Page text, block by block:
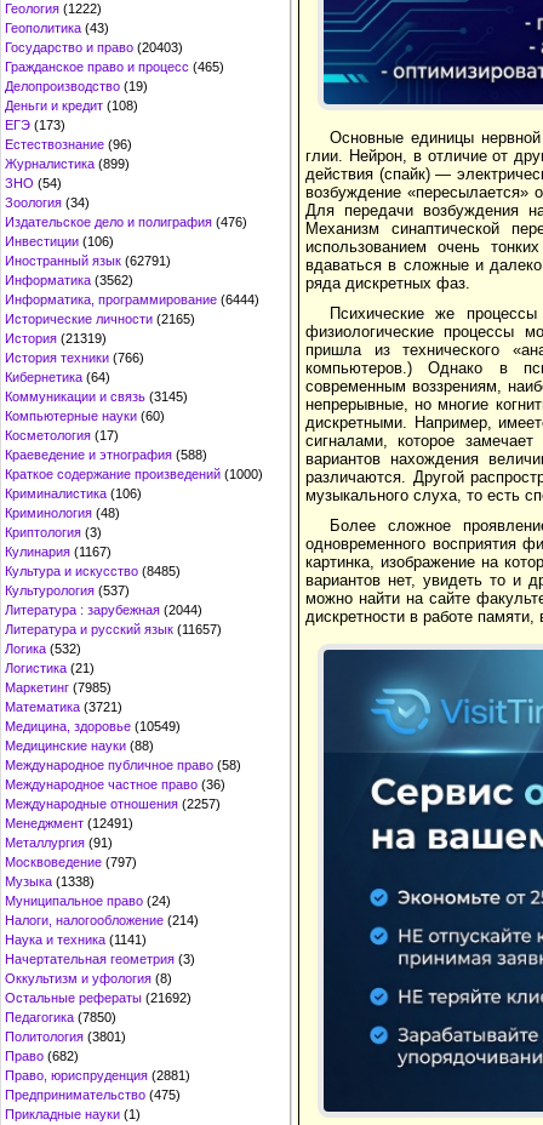
Геология (1222)
Геополитика (43)
Государство и право (20403)
Гражданское право и процесс (465)
Делопроизводство (19)
Деньги и кредит (108)
ЕГЭ (173)
Естествознание (96)
Журналистика (899)
ЗНО (54)
Зоология (34)
Издательское дело и полиграфия (476)
Инвестиции (106)
Иностранный язык (62791)
Информатика (3562)
Информатика, программирование (6444)
Исторические личности (2165)
История (21319)
История техники (766)
Кибернетика (64)
Коммуникации и связь (3145)
Компьютерные науки (60)
Косметология (17)
Краеведение и этнография (588)
Краткое содержание произведений (1000)
Криминалистика (106)
Криминология (48)
Криптология (3)
Кулинария (1167)
Культура и искусство (8485)
Культурология (537)
Литература : зарубежная (2044)
Литература и русский язык (11657)
Логика (532)
Логистика (21)
Маркетинг (7985)
Математика (3721)
Медицина, здоровье (10549)
Медицинские науки (88)
Международное публичное право (58)
Международное частное право (36)
Международные отношения (2257)
Менеджмент (12491)
Металлургия (91)
Москвоведение (797)
Музыка (1338)
Муниципальное право (24)
Налоги, налогообложение (214)
Наука и техника (1141)
Начертательная геометрия (3)
Оккультизм и уфология (8)
Остальные рефераты (21692)
Педагогика (7850)
Политология (3801)
Право (682)
Право, юриспруденция (2881)
Предпринимательство (475)
Прикладные науки (1)
Основные единицы
глии. Нейрон, в отличие от
действия (спайк) —
возбуждение «пересылается»
Для передачи возбуждения
Механизм синаптической
использованием очень
вдаваться в сложные и
ряда дискретных фаз.
Психические же
физиологические процессы
пришла из технического
компьютеров.) Однако в
современным воззрениям,
непрерывные, но многие
дискретными. Например,
сигналами, которое
вариантов нахождения
различаются. Другой
музыкального слуха, то есть
Более сложное
одновременного восприятия
картинка, изображение на
вариантов нет, увидеть то и
можно найти на сайте
дискретности в работе